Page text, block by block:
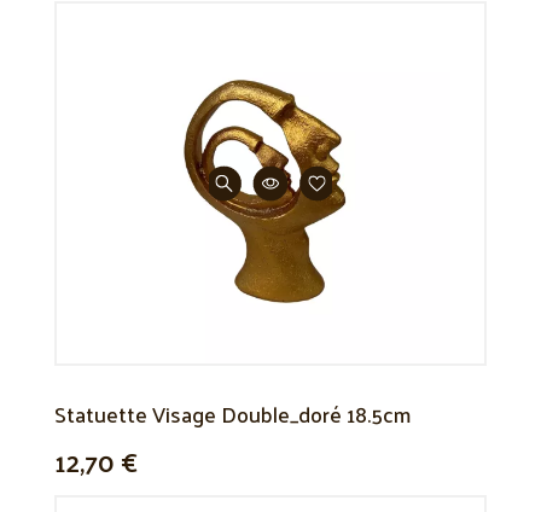
Statuette Visage Double_doré 18.5cm
12,70 €